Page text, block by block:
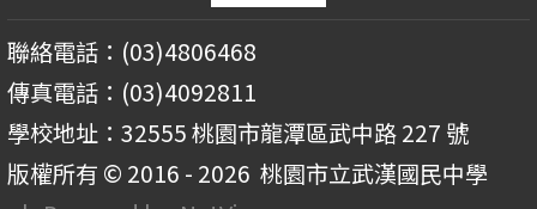
聯絡電話：(03)4806468
傳真電話：(03)4092811
學校地址：32555 桃園市龍潭區武中路 227 號
版權所有 © 2016 - 2026 桃園市立武漢國民中學